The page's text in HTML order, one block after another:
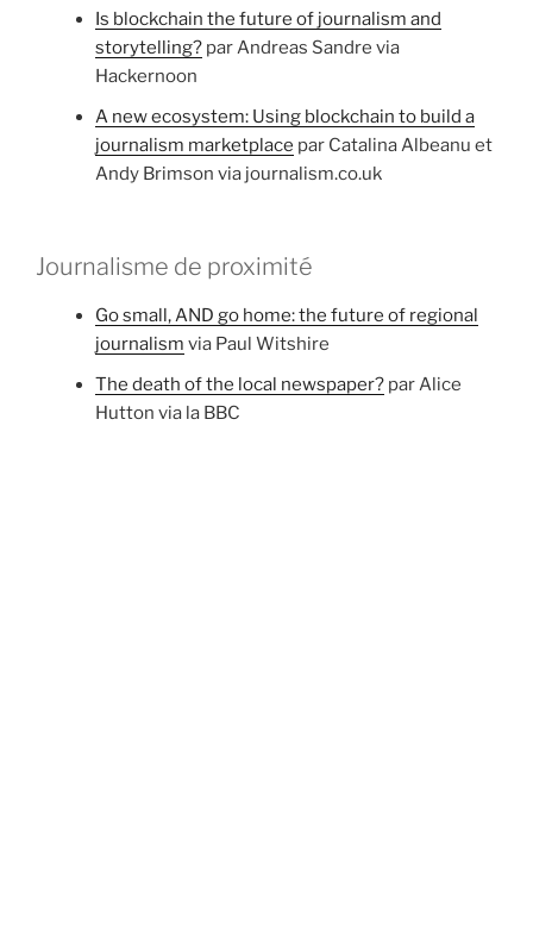
Is blockchain the future of journalism and
storytelling? par Andreas Sandre via
Hackernoon
A new ecosystem: Using blockchain to build a
journalism marketplace par Catalina Albeanu et
Andy Brimson via journalism.co.uk
Journalisme de proximité
Go small, AND go home: the future of regional
journalism via Paul Witshire
The death of the local newspaper? par Alice
Hutton via la BBC